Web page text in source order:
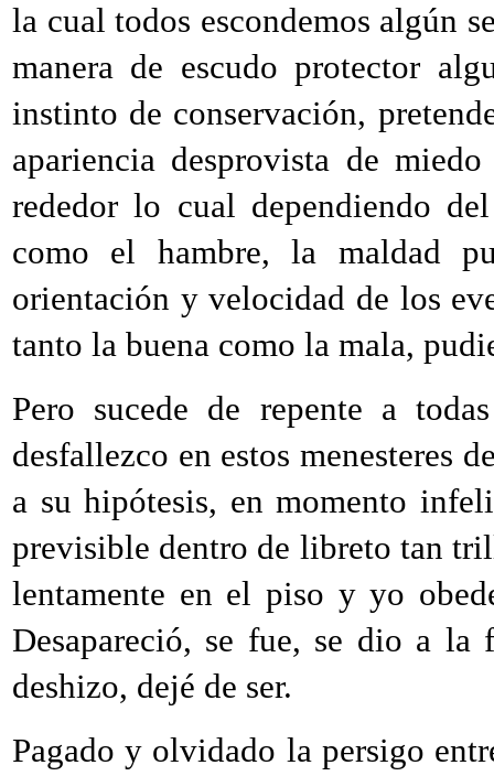
la cual todos escondemos algún
manera de escudo protector
instinto de conservación,
apariencia desprovista de
rededor lo cual dependiendo
como el hambre, la maldad
orientación y velocidad de los
tanto la buena como la mala,
Pero sucede de repente a
desfallezco en estos menesteres
a su hipótesis, en momento
previsible dentro de libreto tan
lentamente en el piso y yo
Desapareció, se fue, se dio a la
deshizo, dejé de ser.
Pagado y olvidado la persigo